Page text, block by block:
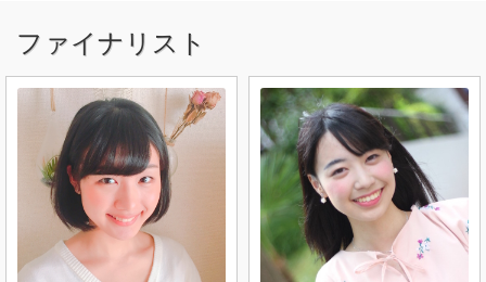
ファイナリスト